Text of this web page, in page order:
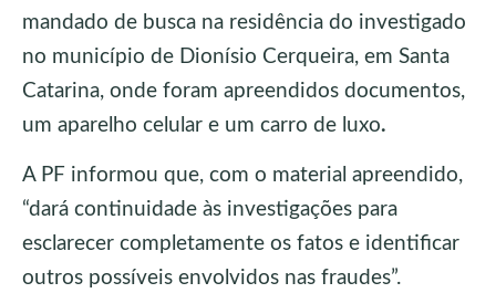
mandado de busca na residência do investigado
no município de Dionísio Cerqueira, em Santa
Catarina, onde foram apreendidos documentos,
um aparelho celular e um carro de luxo.
A PF informou que, com o material apreendido,
“dará continuidade às investigações para
esclarecer completamente os fatos e identificar
outros possíveis envolvidos nas fraudes”.